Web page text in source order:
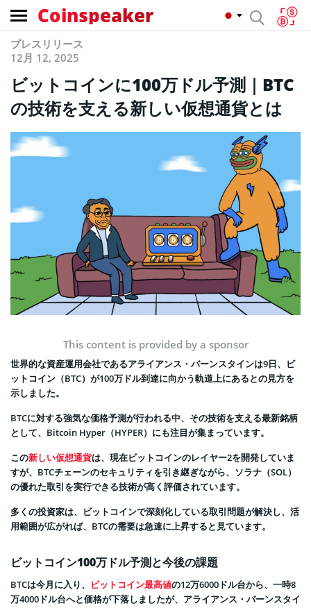
Coinspeaker
プレスリリース
12月 12, 2025
ビットコインに100万ドル予測｜BTC
の技術を支える新しい仮想通貨とは
This content is provided by a sponsor
世界的な資産運用会社であるアライアンス・バーンスタインは9日、ビ
ットコイン（BTC）が100万ドル到達に向かう軌道上にあるとの見方を
示しました。
BTCに対する強気な価格予測が行われる中、その技術を支える最新銘柄
として、Bitcoin Hyper（HYPER）にも注目が集まっています。
この新しい仮想通貨は、現在ビットコインのレイヤー2を開発していま
すが、BTCチェーンのセキュリティを引き継ぎながら、ソラナ（SOL）
の優れた取引を実行できる技術が高く評価されています。
多くの投資家は、ビットコインで深刻化している取引問題が解決し、活
用範囲が広がれば、BTCの需要は急速に上昇すると見ています。
ビットコイン100万ドル予測と今後の課題
BTCは今月に入り、 ビットコイン最高値の12万6000ドル台から、一時8
万4000ドル台へと価格が下落しましたが、アライアンス・バーンスタイ